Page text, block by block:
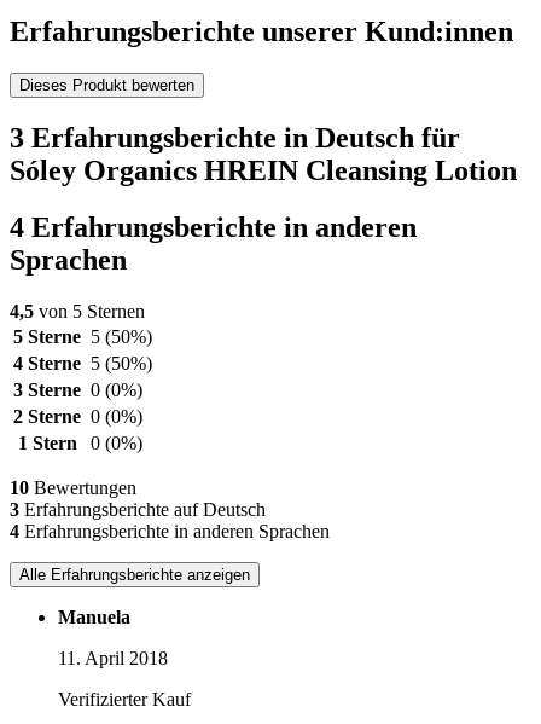
Erfahrungsberichte unserer Kund:innen
Dieses Produkt bewerten
3 Erfahrungsberichte in Deutsch für
Sóley Organics HREIN Cleansing Lotion
4 Erfahrungsberichte in anderen
Sprachen
4,5 von 5 Sternen
5 Sterne 5 (50%)
4 Sterne 5 (50%)
3 Sterne 0 (0%)
2 Sterne 0 (0%)
1 Stern
0 (0%)
10 Bewertungen
3 Erfahrungsberichte auf Deutsch
4 Erfahrungsberichte in anderen Sprachen
Alle Erfahrungsberichte anzeigen
Manuela
11. April 2018
Verifizierter Kauf